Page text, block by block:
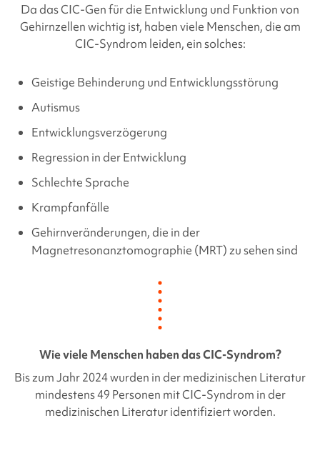
Da dasCIC-Genfür die Entwicklung und Funktion von
Gehirnzellen wichtig ist, haben viele Menschen, die am
CIC-Syndrom leiden, ein solches:
Geistige Behinderung und Entwicklungsstörung
Autismus
Entwicklungsverzögerung
Regression in der Entwicklung
Schlechte Sprache
Krampfanfälle
Gehirnveränderungen, die in der
Magnetresonanztomographie (MRT) zu sehen sind
Wie viele Menschen haben dasCIC-Syndrom?
Bis zum Jahr 2024 wurden in der medizinischen Literatur
mindestens 49 Personen mitCIC-Syndrom in der
medizinischen Literatur identifiziert worden.